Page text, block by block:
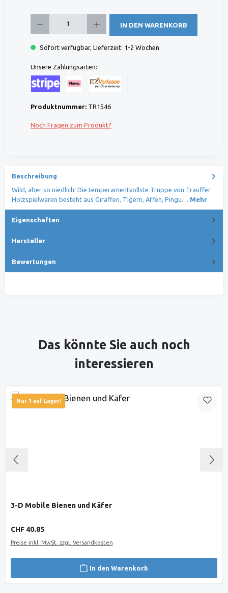
IN DEN WARENKORB
Sofort verfügbar, Lieferzeit: 1-2 Wochen
Unsere Zahlungsarten:
Produktnummer: TR1546
Noch Fragen zum Produkt?
Beschreibung
Wild, aber so niedlich! Die temperamentvollste Truppe von Trauffer
Holzspielwaren besteht aus Giraffen, Tigern, Affen, Pingu… Mehr
Eigenschaften
Hersteller
Bewertungen
Produktgalerie überspringen
Das könnte Sie auch noch
interessieren
Nur 1 auf Lager!
3-D Mobile Bienen und Käfer
Regulärer Preis:
CHF 40.85
Preise inkl. MwSt. zzgl. Versandkosten
In den Warenkorb